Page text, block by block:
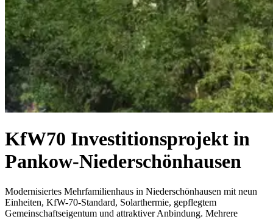
KfW70 Investitionsprojekt in
Pankow-Niederschönhausen
Modernisiertes Mehrfamilienhaus in Niederschönhausen mit neun
Einheiten, KfW-70-Standard, Solarthermie, gepflegtem
Gemeinschaftseigentum und attraktiver Anbindung. Mehrere